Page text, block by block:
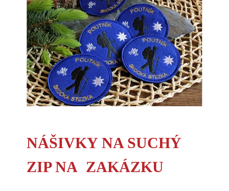
NÁŠIVKY NA SUCHÝ
ZIP NA ZAKÁZKU